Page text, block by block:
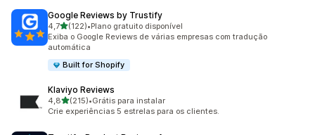
Google Reviews by Trustify
4,7de 5 estrelas
(122)
122 avaliações ao todo
•Plano gratuito disponível
Exiba o Google Reviews de várias empresas com tradução
automática
Built for Shopify
Klaviyo Reviews
4,8de 5 estrelas
(215)
215 avaliações ao todo
•Grátis para instalar
Crie experiências 5 estrelas para os clientes.